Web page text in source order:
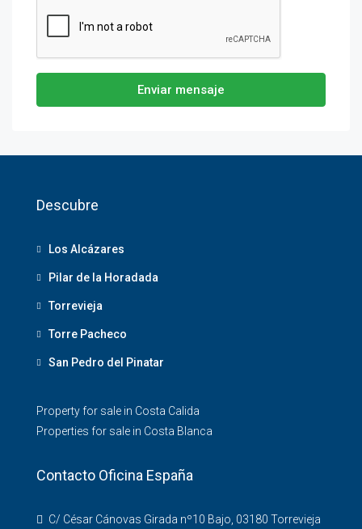
Enviar mensaje
Descubre
Los Alcázares
Pilar de la Horadada
Torrevieja
Torre Pacheco
San Pedro del Pinatar
Property for sale in Costa Calida
Properties for sale in Costa Blanca
Contacto Oficina España
C/ César Cánovas Girada nº10 Bajo, 03180 Torrevieja